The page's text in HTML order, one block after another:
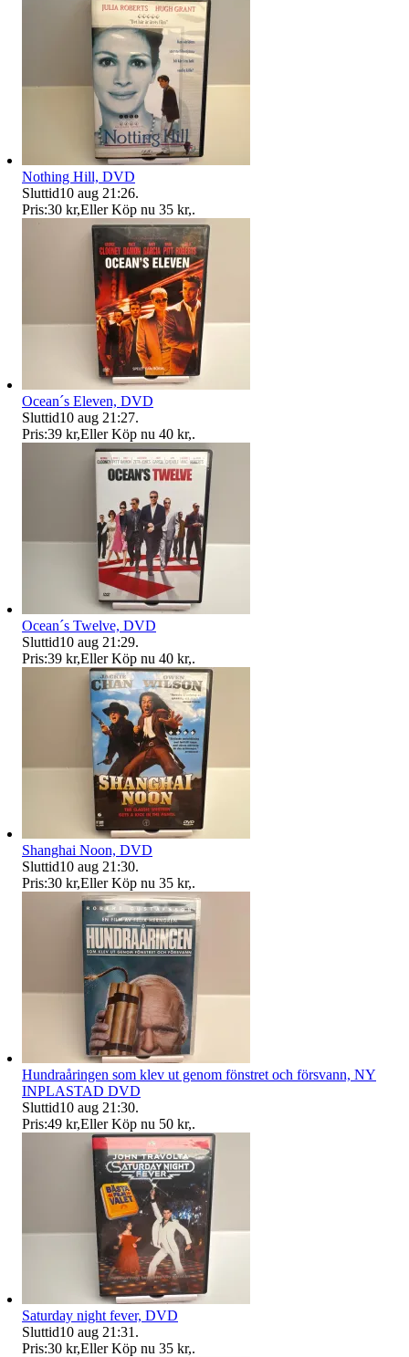
Nothing Hill, DVD
Sluttid10 aug 21:26.
Pris:30 kr,Eller Köp nu 35 kr,.
Ocean´s Eleven, DVD
Sluttid10 aug 21:27.
Pris:39 kr,Eller Köp nu 40 kr,.
Ocean´s Twelve, DVD
Sluttid10 aug 21:29.
Pris:39 kr,Eller Köp nu 40 kr,.
Shanghai Noon, DVD
Sluttid10 aug 21:30.
Pris:30 kr,Eller Köp nu 35 kr,.
Hundraåringen som klev ut genom fönstret och försvann, NY
INPLASTAD DVD
Sluttid10 aug 21:30.
Pris:49 kr,Eller Köp nu 50 kr,.
Saturday night fever, DVD
Sluttid10 aug 21:31 .
Pris:30 kr,Eller Köp nu 35 kr,.